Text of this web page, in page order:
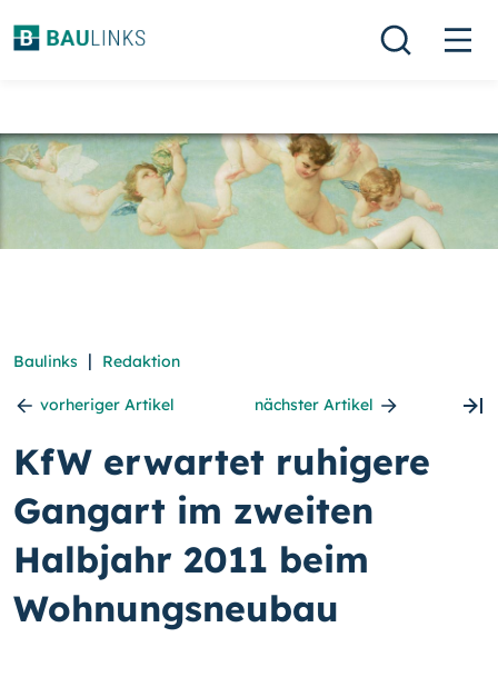
Baulinks | Redaktion
vorheriger Artikel nächster Artikel
KfW erwartet ruhigere
Gangart im zweiten
Halbjahr 2011 beim
Wohnungsneubau